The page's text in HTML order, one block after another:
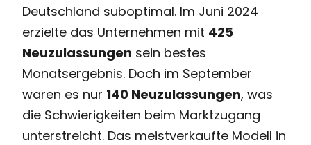
Deutschland suboptimal. Im Juni 2024
erzielte das Unternehmen mit 425
Neuzulassungen sein bestes
Monatsergebnis. Doch im September
waren es nur 140 Neuzulassungen, was
die Schwierigkeiten beim Marktzugang
unterstreicht. Das meistverkaufte Modell in